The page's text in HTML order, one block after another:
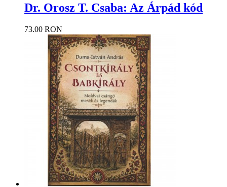
Dr. Orosz T. Csaba: Az Árpád kód
73.00 RON